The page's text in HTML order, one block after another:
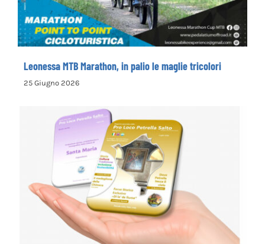
tricolori
la Pro Loco di Petrella Salto presenta il
nuovo opuscolo dedicato alla
valorizzazione del territorio